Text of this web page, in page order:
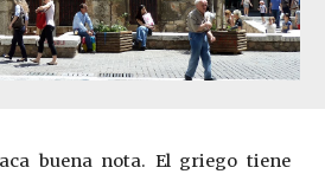
buena nota. El griego tiene